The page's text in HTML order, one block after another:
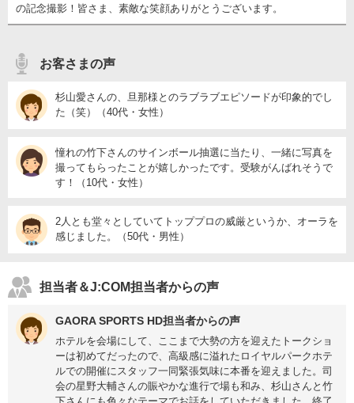
の記念撮影！皆さま、素敵な笑顔ありがとうございます。
お客さまの声
杉山愛さんの、旦那様とのラブラブエピソードが印象的でし
た（笑）（40代・女性）
憧れの竹下さんのサインボール抽選に当たり、一緒に写真を
撮ってもらったことが嬉しかったです。受験がんばれそうで
す！（10代・女性）
2人とも堂々としていてトッププロの威厳というか、オーラを
感じました。（50代・男性）
担当者＆J:COM担当者からの声
GAORA SPORTS HD担当者からの声
ホテルを会場にして、ここまで大勢の方を迎えたトークショ
ーは初めてだったので、高級感に溢れたロイヤルパークホテ
ルでの開催にスタッフ一同緊張気味に本番を迎えました。司
会の星野大輔さんの賑やかな進行で場も和み、杉山さんと竹